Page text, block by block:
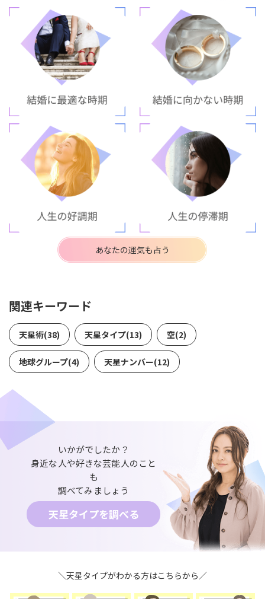
あなたの運気も占う
関連キーワード
天星術(38) 天星タイプ(13) 空(2)
地球グループ(4) 天星ナンバー(12)
いかがでしたか？
身近な人や好きな芸能人のこと
も
調べてみましょう
天星タイプを調べる
＼天星タイプがわかる方はこちらから／